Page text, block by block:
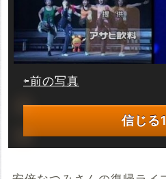
⇦前の写真
信じる